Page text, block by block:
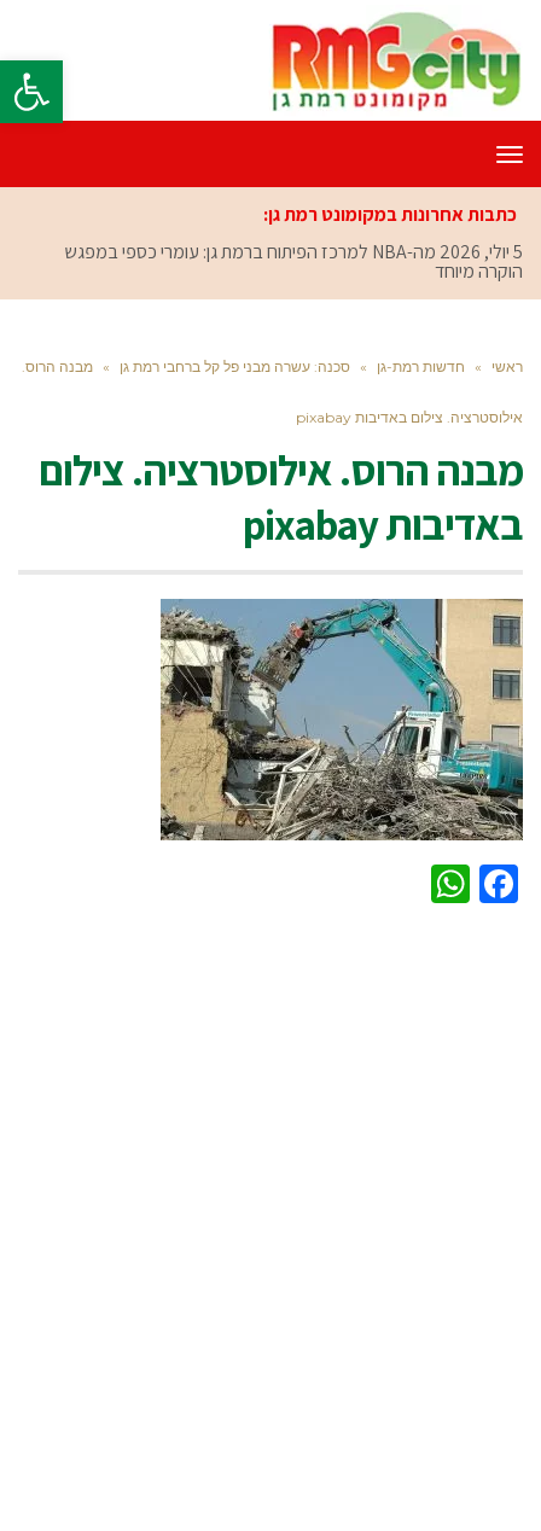
פתח
תפריט
כתבות אחרונות במקומונט רמת גן:
5 יולי, 2026
מה-NBA למרכז הפיתוח ברמת גן: עומרי כספי במפגש
הוקרה מיוחד
ראשי » חדשות רמת-גן » סכנה: עשרה מבני פל קל ברחבי רמת גן » מבנה הרוס.
אילוסטרציה. צילום באדיבות pixabay
מבנה הרוס. אילוסטרציה. צילום
באדיבות pixabay
Facebook